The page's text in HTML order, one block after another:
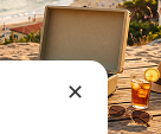
✕